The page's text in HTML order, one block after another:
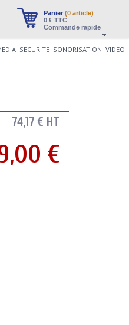
Panier (0 article)
0 € TTC
Commande rapide
SECURITE SONORISATION VIDEO
74,17 € HT
€